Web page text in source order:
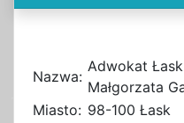
Nazwa:
Adwokat
Małgorzata
Miasto: 98-100 Łask